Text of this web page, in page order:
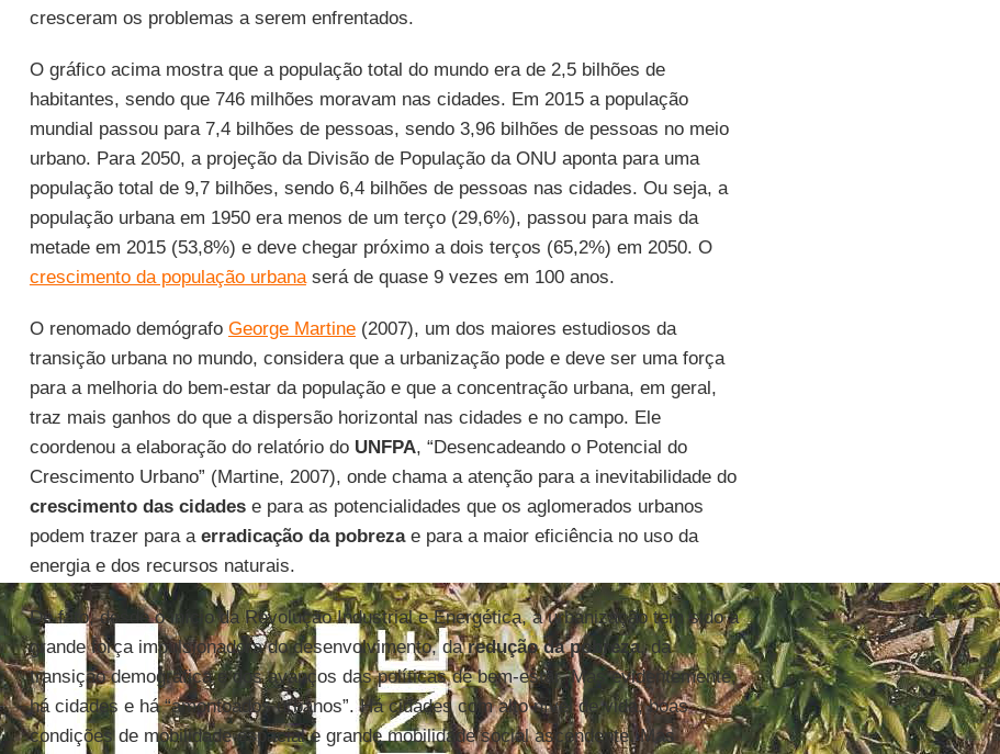
cresceram os problemas a serem enfrentados.
O gráfico acima mostra que a população total do mundo era de 2,5 bilhões de
habitantes, sendo que 746 milhões moravam nas cidades. Em 2015 a população
mundial passou para 7,4 bilhões de pessoas, sendo 3,96 bilhões de pessoas no meio
urbano. Para 2050, a projeção da Divisão de População da ONU aponta para uma
população total de 9,7 bilhões, sendo 6,4 bilhões de pessoas nas cidades. Ou seja, a
população urbana em 1950 era menos de um terço (29,6%), passou para mais da
metade em 2015 (53,8%) e deve chegar próximo a dois terços (65,2%) em 2050. O
crescimento da população urbanaserá de quase 9 vezes em 100 anos.
O renomado demógrafo George Martine(2007), um dos maiores estudiosos da
transição urbana no mundo, considera que a urbanização pode e deve ser uma força
para a melhoria do bem-estar da população e que a concentração urbana, em geral,
traz mais ganhos do que a dispersão horizontal nas cidades e no campo. Ele
coordenou a elaboração do relatório do UNFPA, “Desencadeando o Potencial do
Crescimento Urbano” (Martine, 2007), onde chama a atenção para a inevitabilidade do
crescimento das cidadese para as potencialidades que os aglomerados urbanos
podem trazer para a erradicação da pobrezae para a maior eficiência no uso da
energia e dos recursos naturais.
De fato, desde o início da Revolução Industrial e Energética, a urbanização tem sido a
grande força impulsionadora do desenvolvimento, daredução da pobreza, da
transição demográfica e dos avanços das políticas de bem-estar. Mas evidentemente,
há cidades e há “amontoados urbanos”. Há cidades com alto nível de vida, boas
condições de mobilidade espacial e grande mobilidade social ascendente. Mas